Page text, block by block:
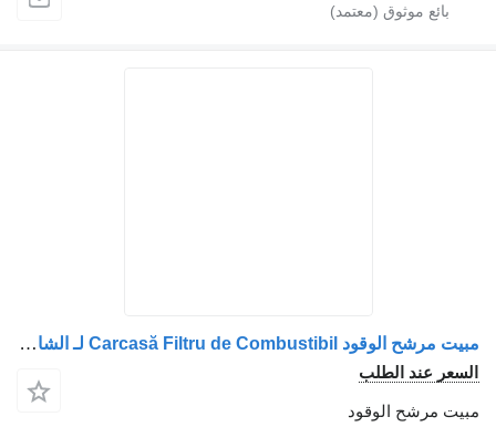
مبيت مرشح الوقود Carcasă Filtru de Combustibil لـ الشاحنات Mercedes-Benz A9060900552 / A9060900652
عند الطلب
مرشح الوقود